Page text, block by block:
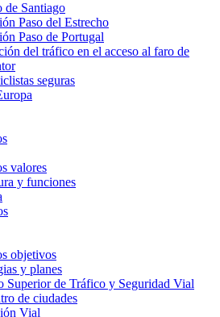
de Santiago
Paso del Estrecho
Paso de Portugal
del tráfico en el acceso al faro de
seguras
valores
y funciones
objetivos
y planes
Superior de Tráfico y Seguridad Vial
de ciudades
Vial